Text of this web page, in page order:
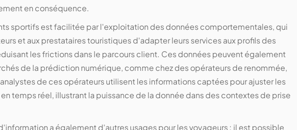
en conséquence.
sportifs est facilitée par l'exploitation des données comportementales, qui
et aux prestataires touristiques d'adapter leurs services aux profils des
les frictions dans le parcours client. Ces données peuvent également
de la prédiction numérique, comme chez des opérateurs de renommée,
de ces opérateurs utilisent les informations captées pour ajuster les
temps réel, illustrant la puissance de la donnée dans des contextes de prise
a également d'autres usages pour les voyageurs : il est possible